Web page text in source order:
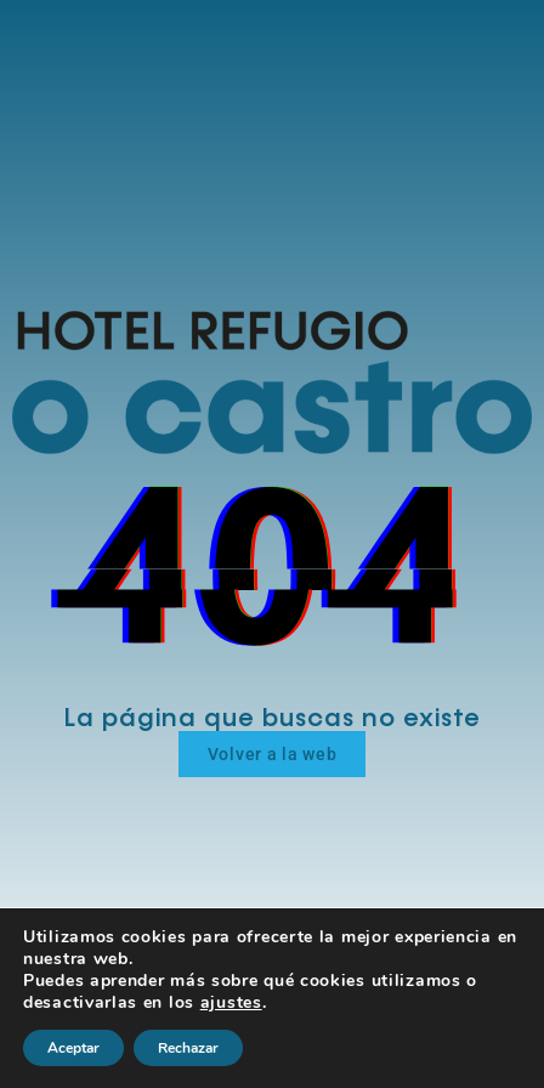
La página que buscas no existe
Volver a la web
Utilizamos cookies para ofrecerte la mejor experiencia en
nuestra web.
Puedes aprender más sobre qué cookies utilizamos o
desactivarlas en los ajustes.
Aceptar Rechazar